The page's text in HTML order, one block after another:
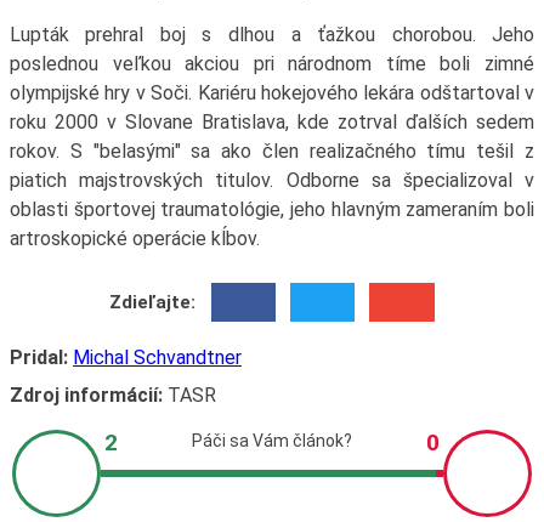
Lupták prehral boj s dlhou a ťažkou chorobou. Jeho
poslednou veľkou akciou pri národnom tíme boli zimné
olympijské hry v Soči. Kariéru hokejového lekára odštartoval v
roku 2000 v Slovane Bratislava, kde zotrval ďalších sedem
rokov. S "belasými" sa ako člen realizačného tímu tešil z
piatich majstrovských titulov. Odborne sa špecializoval v
oblasti športovej traumatológie, jeho hlavným zameraním boli
artroskopické operácie kĺbov.
Zdieľajte:
Pridal: Michal Schvandtner
Zdroj informácií:TASR